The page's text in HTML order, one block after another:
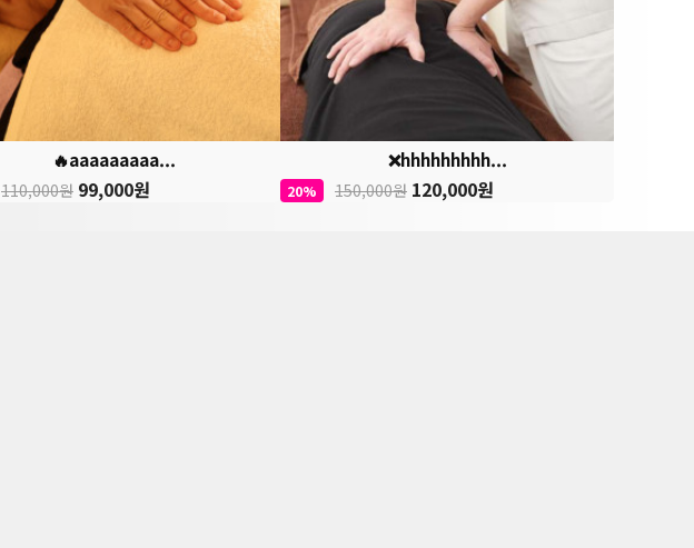
🔥aaaaaaaaa...
110,000원 99,000원
❌hhhhhhhhh...
20% 150,000원 120,000원